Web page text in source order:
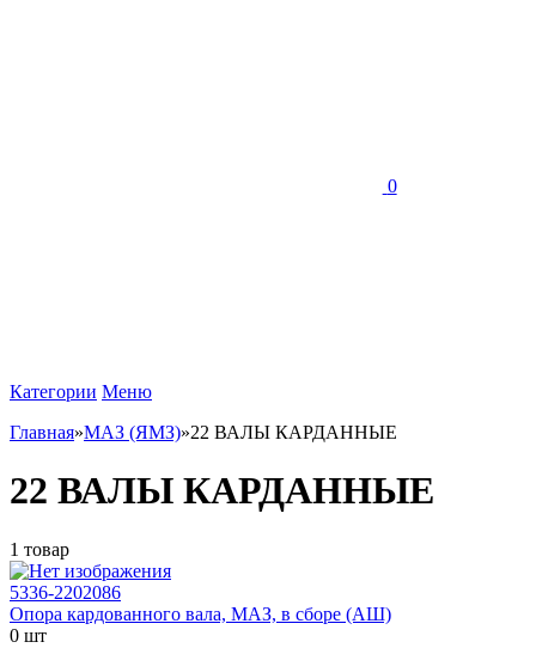
0
Категории Меню
Главная»МАЗ (ЯМЗ)»22 ВАЛЫ КАРДАННЫЕ
22 ВАЛЫ КАРДАННЫЕ
1 товар
5336-2202086
Опора кардованного вала, МАЗ, в сборе (АШ)
0 шт